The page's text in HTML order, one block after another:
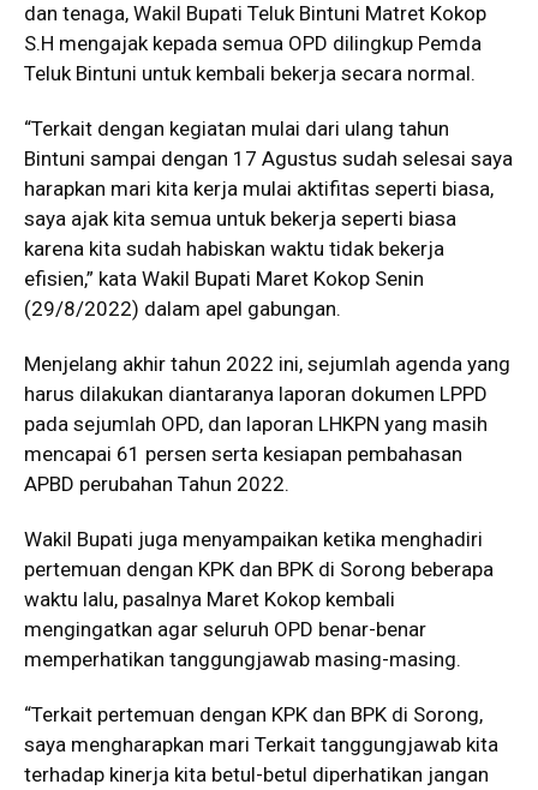
dan tenaga, Wakil Bupati Teluk Bintuni Matret Kokop
S.H mengajak kepada semua OPD dilingkup Pemda
Teluk Bintuni untuk kembali bekerja secara normal.
“Terkait dengan kegiatan mulai dari ulang tahun
Bintuni sampai dengan 17 Agustus sudah selesai saya
harapkan mari kita kerja mulai aktifitas seperti biasa,
saya ajak kita semua untuk bekerja seperti biasa
karena kita sudah habiskan waktu tidak bekerja
efisien,” kata Wakil Bupati Maret Kokop Senin
(29/8/2022) dalam apel gabungan.
Menjelang akhir tahun 2022 ini, sejumlah agenda yang
harus dilakukan diantaranya laporan dokumen LPPD
pada sejumlah OPD, dan laporan LHKPN yang masih
mencapai 61 persen serta kesiapan pembahasan
APBD perubahan Tahun 2022.
Wakil Bupati juga menyampaikan ketika menghadiri
pertemuan dengan KPK dan BPK di Sorong beberapa
waktu lalu, pasalnya Maret Kokop kembali
mengingatkan agar seluruh OPD benar-benar
memperhatikan tanggungjawab masing-masing.
“Terkait pertemuan dengan KPK dan BPK di Sorong,
saya mengharapkan mari Terkait tanggungjawab kita
terhadap kinerja kita betul-betul diperhatikan jangan